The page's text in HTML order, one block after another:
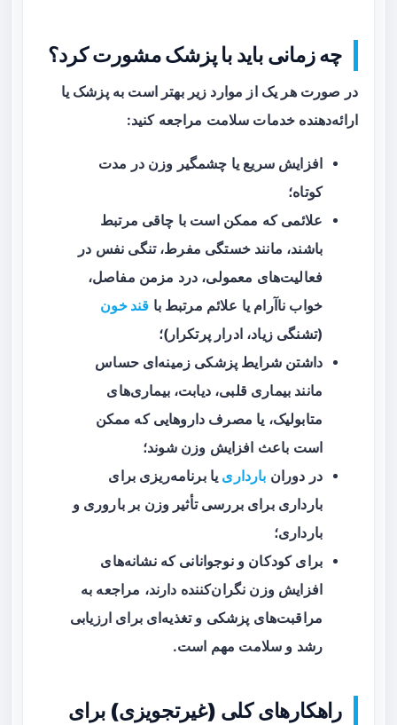
چه زمانی باید با پزشک مشورت کرد؟
در صورت هر یک از موارد زیر بهتر است به پزشک یا
ارائه‌دهنده خدمات سلامت مراجعه کنید:
افزایش سریع یا چشمگیر وزن در مدت
کوتاه؛
علائمی که ممکن است با چاقی مرتبط
باشند، مانند خستگی مفرط، تنگی نفس در
فعالیت‌های معمولی، درد مزمن مفاصل،
خواب ناآرام یا علائم مرتبط با قند خون
(تشنگی زیاد، ادرار پرتکرار)؛
داشتن شرایط پزشکی زمینه‌ای حساس
مانند بیماری قلبی، دیابت، بیماری‌های
متابولیک، یا مصرف داروهایی که ممکن
است باعث افزایش وزن شوند؛
در دوران بارداری یا برنامه‌ریزی برای
بارداری برای بررسی تأثیر وزن بر باروری و
بارداری؛
برای کودکان و نوجوانانی که نشانه‌های
افزایش وزن نگران‌کننده دارند، مراجعه به
مراقبت‌های پزشکی و تغذیه‌ای برای ارزیابی
رشد و سلامت مهم است.
راهکارهای کلی (غیرتجویزی) برای